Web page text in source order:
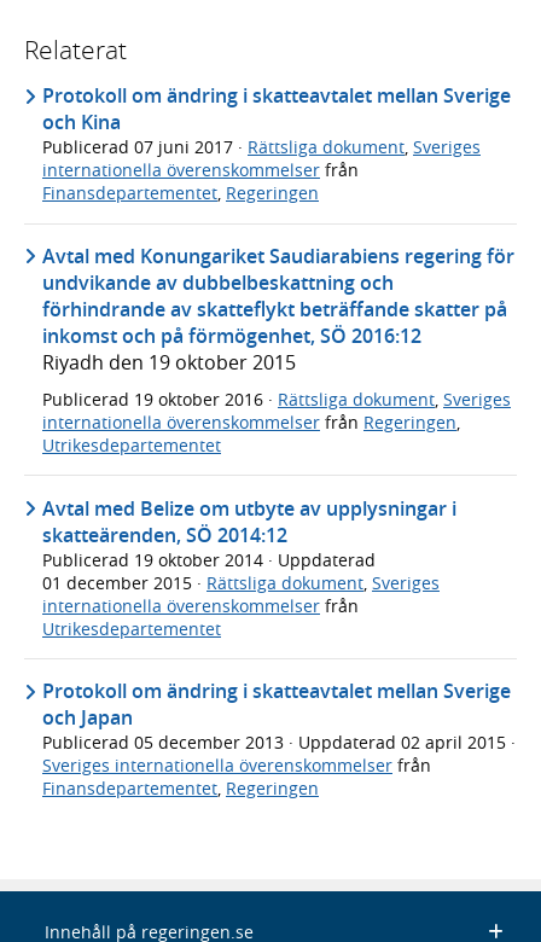
Relaterat
Protokoll om ändring i skatteavtalet mellan Sverige
och Kina
Publicerad 07 juni 2017 · Rättsliga dokument, Sveriges
internationella överenskommelser från
Finansdepartementet, Regeringen
Avtal med Konungariket Saudiarabiens regering för
undvikande av dubbelbeskattning och
förhindrande av skatteflykt beträffande skatter på
inkomst och på förmögenhet, SÖ 2016:12
Riyadh den 19 oktober 2015
Publicerad 19 oktober 2016 · Rättsliga dokument, Sveriges
internationella överenskommelser från Regeringen,
Utrikesdepartementet
Avtal med Belize om utbyte av upplysningar i
skatteärenden, SÖ 2014:12
Publicerad 19 oktober 2014 · Uppdaterad
01 december 2015 · Rättsliga dokument Sveriges
internationella överenskommelser från
Utrikesdepartementet
Protokoll om ändring i skatteavtalet mellan Sverige
och Japan
Publicerad 05 december 2013 · Uppdaterad 02 april 2015 ·
Sveriges internationella överenskommelser från
Finansdepartementet, Regeringen
Innehåll på regeringen.se